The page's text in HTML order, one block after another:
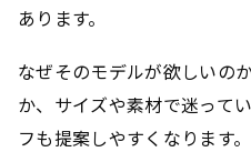
あります。
なぜそのモデルが欲しいの
か、サイズや素材で迷って
フも提案しやすくなります。